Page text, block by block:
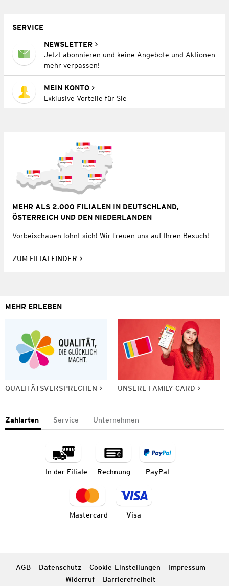
SERVICE
NEWSLETTER
Jetzt abonnieren und keine Angebote und Aktionen
mehr verpassen!
MEIN KONTO
Exklusive Vorteile für Sie
MEHR ALS 2.000 FILIALEN IN DEUTSCHLAND,
ÖSTERREICH UND DEN NIEDERLANDEN
Vorbeischauen lohnt sich! Wir freuen uns auf Ihren Besuch!
ZUM FILIALFINDER
MEHR ERLEBEN
QUALITÄTSVERSPRECHEN UNSERE FAMILY CARD
Zahlarten Service Unternehmen
In der Filiale Rechnung PayPal
Mastercard Visa
AGB Datenschutz Cookie-Einstellungen
Impressum
Widerruf
Barrierefreiheit